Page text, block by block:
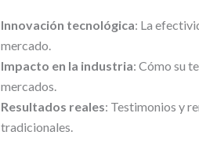
Innovación tecnológica: La
mercado.
Impacto en la industria: Cómo su
mercados.
Resultados reales: Testimonios y
tradicionales.